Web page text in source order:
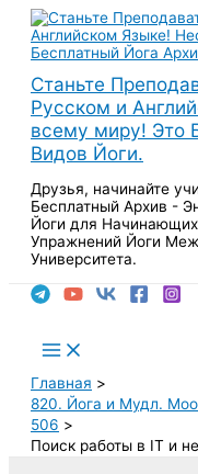
Перейти
содержимому
Станьте
Русском и
всему миру! Это
Видов Йоги.
Друзья, начинайте
Бесплатный Архив -
Йоги для
Упражнений Йоги
Университета.
Main
Menu
Главная
820. Йога и Мудл.
506
Поиск работы в IT и